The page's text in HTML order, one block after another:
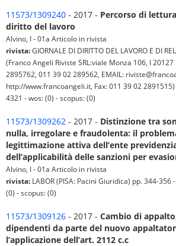
11573/1309240 - 2017 - Percorso di
diritto del lavoro
Alvino, I - 01a Articolo in rivista
rivista:GIORNALE DI DIRITTO DEL LAVORO E DI
(Franco Angeli Riviste SRL:viale Monza 106, I
2895762, 011 39 02 289562, EMAIL:
http://www.francoangeli.it, Fax: 011 39 02
4321 - wos: (0) - scopus: (0)
11573/1309262 - 2017 - Distinzione tra
nulla, irregolare e fraudolenta: il
legittimazione attiva dell’ente
dell’applicabilità delle sanzioni per
Alvino, I - 01a Articolo in rivista
rivista: LABOR (PISA: Pacini Giuridica) pp. 344-356
(0) - scopus: (0)
11573/1309126 - 2017 - Cambio di
dipendenti da parte del nuovo
l’applicazione dell’art. 2112 c.c